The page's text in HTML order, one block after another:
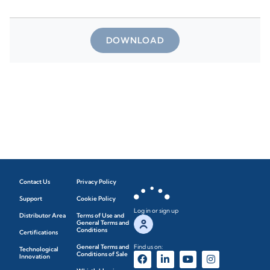
DOWNLOAD
Contact Us
Support
Distributor Area
Certifications
Technological
Innovation
Privacy Policy
Cookie Policy
Terms of Use and
General Terms and
Conditions
General Terms and
Conditions of Sale
Log in or sign up
Find us on: